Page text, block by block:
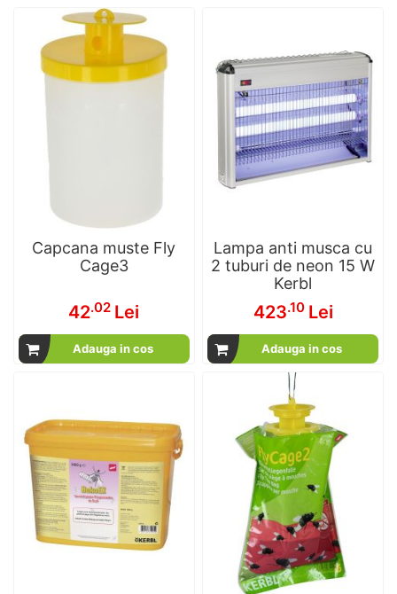
Capcana muste Fly
Cage3
42.02 Lei
Adauga in cos
Lampa anti musca cu
2 tuburi de neon 15 W
Kerbl
423.10 Lei
Adauga in cos